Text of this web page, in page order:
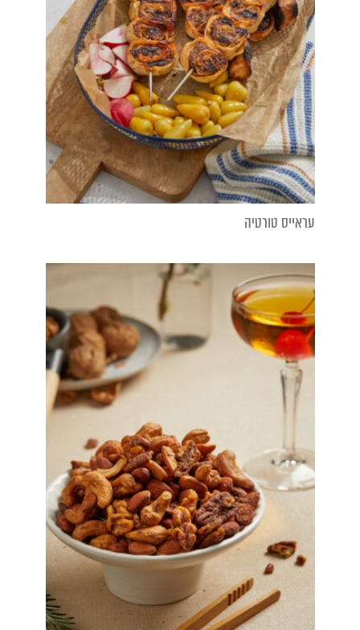
עראייס טורטיה